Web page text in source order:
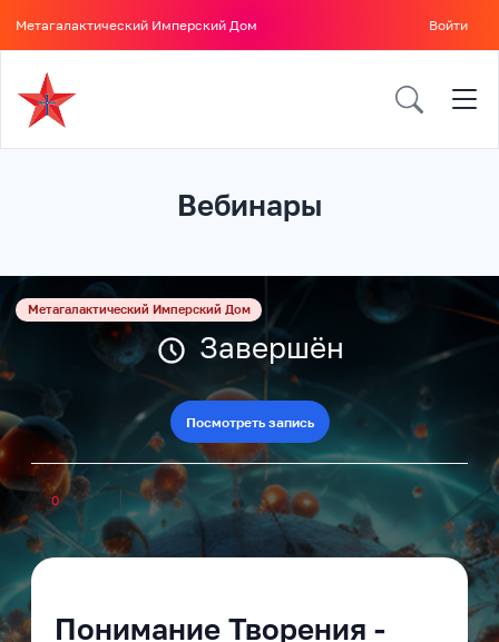
Метагалактический Имперский Дом Войти
Вебинары
Метагалактический Имперский Дом
Завершён
Посмотреть запись
0
Понимание Творения -